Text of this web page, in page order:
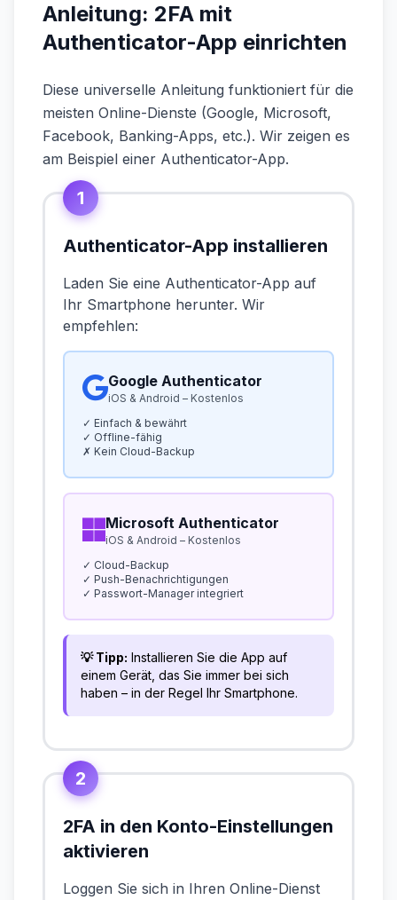
Anleitung: 2FA mit
Authenticator-App einrichten
Diese universelle Anleitung funktioniert für die
meisten Online-Dienste (Google, Microsoft,
Facebook, Banking-Apps, etc.). Wir zeigen es
am Beispiel einer Authenticator-App.
1
Authenticator-App installieren
Laden Sie eine Authenticator-App auf
Ihr Smartphone herunter. Wir
empfehlen:
Google Authenticator
iOS & Android – Kostenlos
✓ Einfach & bewährt
✓ Offline-fähig
✗ Kein Cloud-Backup
Microsoft Authenticator
iOS & Android – Kostenlos
✓ Cloud-Backup
✓ Push-Benachrichtigungen
✓ Passwort-Manager integriert
💡 Tipp: Installieren Sie die App auf
einem Gerät, das Sie immer bei sich
haben – in der Regel Ihr Smartphone.
2
2FA in den Konto-Einstellungen
aktivieren
Loggen Sie sich in Ihren Online-Dienst